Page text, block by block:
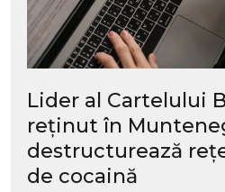
Lider al Cartelului
reținut în
destructurează
de cocaină